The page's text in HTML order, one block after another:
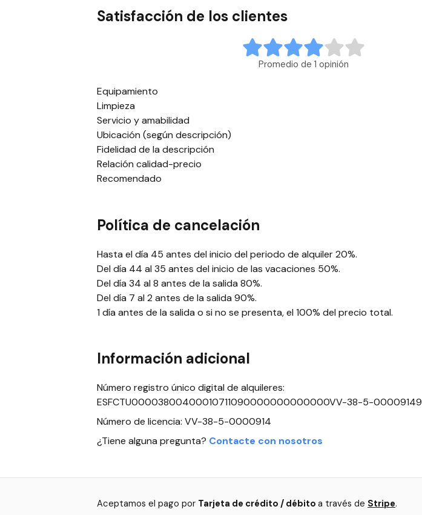
Satisfacción de los clientes
Promedio de 1 opinión
Equipamiento
Limpieza
Servicio y amabilidad
Ubicación (según descripción)
Fidelidad de la descripción
Relación calidad-precio
Recomendado
Política de cancelación
Hasta el día 45 antes del inicio del periodo de alquiler 20%.
Del día 44 al 35 antes del inicio de las vacaciones 50%.
Del día 34 al 8 antes de la salida 80%.
Del día 7 al 2 antes de la salida 90%.
1 día antes de la salida o si no se presenta, el 100% del precio total.
Información adicional
Número registro único digital de alquileres:
ESFCTU00003800400010711090000000000000VV-38-5-00009149
Número de licencia: VV-38-5-0000914
¿Tiene alguna pregunta? Contacte con nosotros
Aceptamos el pago por Tarjeta de crédito / débito a través de Stripe.